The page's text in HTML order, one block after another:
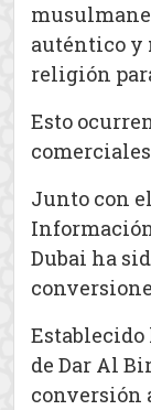
auténtico y
religión
Esto
Junto con
Dubai ha
Establecido
de Dar Al
conversión